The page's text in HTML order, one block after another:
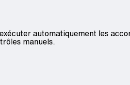
automatiquement les
manuels.